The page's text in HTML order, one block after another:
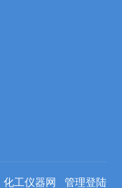
化工仪器网 管理登陆